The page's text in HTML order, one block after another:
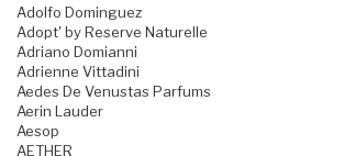
Adolfo Dominguez
Adopt' by Reserve Naturelle
Adriano Domianni
Adrienne Vittadini
Aedes De Venustas Parfums
Aerin Lauder
Aesop
AETHER